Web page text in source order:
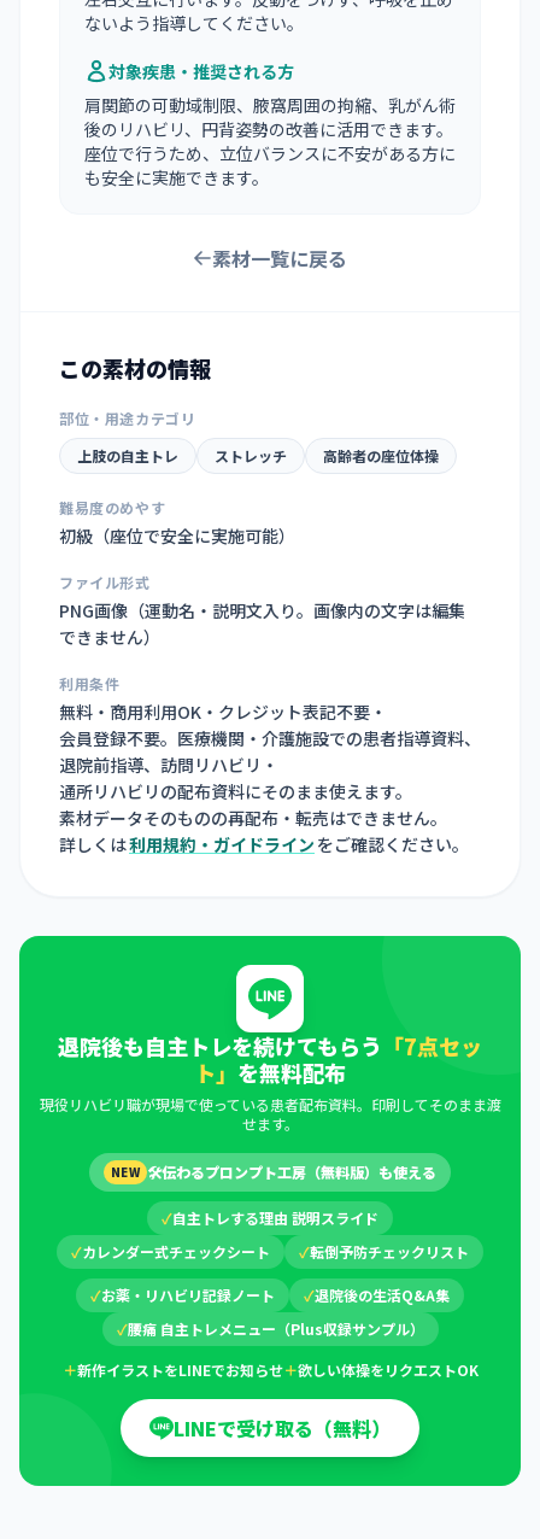
ないよう指導してください。
対象疾患・推奨される方
肩関節の可動域制限、腋窩周囲の拘縮、乳がん術
後のリハビリ、円背姿勢の改善に活用できます。
座位で行うため、立位バランスに不安がある方に
も安全に実施できます。
素材一覧に戻る
この素材の情報
部位・用途カテゴリ
上肢の自主トレ
ストレッチ 高齢者の座位体操
難易度のめやす
初級（座位で安全に実施可能）
ファイル形式
PNG画像（運動名・説明文入り。画像内の文字は編集
できません）
利用条件
無料・商用利用OK・クレジット表記不要・
会員登録不要。医療機関・介護施設での患者指導資料、
退院前指導、訪問リハビリ・
通所リハビリの配布資料にそのまま使えます。
素材データそのものの再配布・転売はできません。
詳しくは利用規約・ガイドライン をご確認ください。
退院後も自主トレを続けてもらう 「7点セッ
ト」 を無料配布
現役リハビリ職が現場で使っている患者配布資料。印刷してそのまま渡
せます。
NEW 🛠伝わるプロンプト工房（無料版）も使える
✓自主トレする理由 説明スライド
✓カレンダー式チェックシート ✓転倒予防チェックリスト
✓お薬・リハビリ記録ノート ✓退院後の生活Q&A集
✓腰痛 自主トレメニュー（Plus収録サンプル）
＋新作イラストをLINEでお知らせ＋欲しい体操をリクエストOK
LINEで受け取る（無料）